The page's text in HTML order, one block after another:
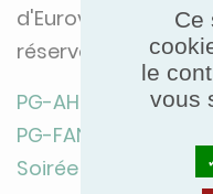
d'Eurovent pour
réserver votre
PG-AHU - 2401 -
PG-FANS - AMCA -
Soirée sociale PG-
Ce
le
vous